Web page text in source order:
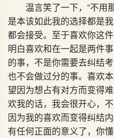
温言笑了一下，“不用
是本该如此我的选择都是
都会接受。至于喜欢你这
明白喜欢和在一起是两件
的事，不是你需要去纠结
也不会做过分的事。喜欢
望因为想占有对方而变得
欢我的话，我会很开心，
因为我的喜欢而变得纠结
有任何正面的意义了，你